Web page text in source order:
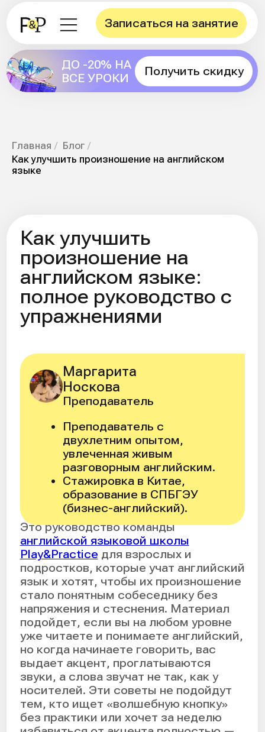
Записаться на занятие
Получить скидку
ДО -20% НА
Главная / Блог /
Как улучшить произношение на английском
языке
Как улучшить
Маргарита
Носкова
Преподаватель
Преподаватель с
двухлетним опытом,
увлеченная живым
образование в СПБГЭУ
Это руководство команды
английской языковой школы
Play&Practiceдля взрослых и
подростков, которые учат английский
стало понятным собеседнику без
напряжения и стеснения. Материал
подойдет, если вы на любом уровне
уже читаете и понимаете английский,
но когда начинаете говорить, вас
выдает акцент, проглатываются
звуки, а слова звучат не так, как у
носителей. Эти советы не подойдут
тем, кто ищет «волшебную кнопку»
без практики или хочет за неделю
избавиться от акцента полностью —
так не работает ни один язык.
Произношение улучшается быстрее
всего, когда вы сочетаете
диагностику, работу над
артикуляцией и ежедневную
короткую тренировку произношения
на английском с обратной связью.
Групповые занятия онлайнпомогут
улучшить произношение.
Если вам важно понять, как улучшить
произношение английского языка,
начните с 15 минут в день: уже через
3–4 недели вы заметите, что речь
стала ровнее, ударение — точнее, а
многие английские слова наконец-то
«встали на место». В статье —
диагностика, работа со сложными
звуками, упражнения для дома,
типичные ошибки и план на 4 недели.